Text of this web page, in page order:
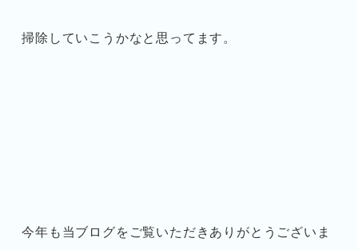
掃除していこうかなと思ってます。
今年も当ブログをご覧いただきありがとうございま